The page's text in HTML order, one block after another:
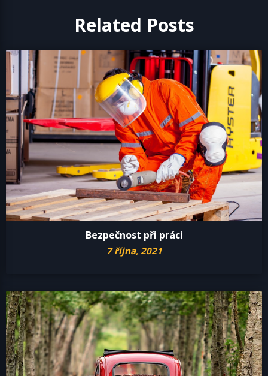
Related Posts
Bezpečnost při práci
7 října, 2021